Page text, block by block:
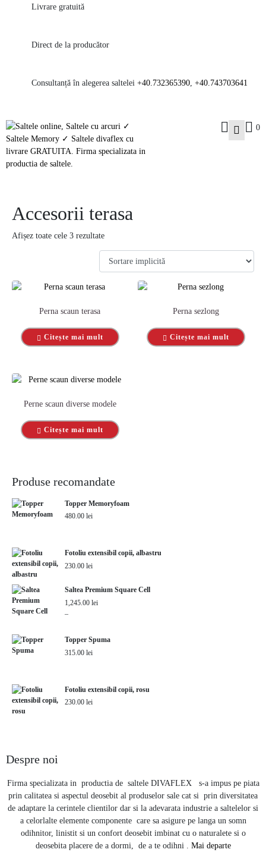
Livrare gratuită
Direct de la producător
Consultanță în alegerea saltelei +40.732365390, +40.743703641
0
Accesorii terasa
Afișez toate cele 3 rezultate
Perna scaun terasa
Citește mai mult
Perna sezlong
Citește mai mult
Perne scaun diverse modele
Citește mai mult
Produse recomandate
Topper Memoryfoam
480.00 lei
Fotoliu extensibil copii, albastru
230.00 lei
Saltea Premium Square Cell
1,245.00 lei
–
Topper Spuma
315.00 lei
Fotoliu extensibil copii, rosu
230.00 lei
Despre noi
Firma specializata in productia de saltele DIVAFLEX s-a impus pe piata
prin calitatea si aspectul deosebit al produselor sale cat si prin diversitatea
de adaptare la cerintele clientilor dar si la adevarata industrie a saltelelor si
a celorlalte elemente componente care sa asigure pe langa un somn
odihnitor, linistit si un confort deosebit imbinat cu o naturalete si o
deosebita placere de a dormi, de a te odihni . Mai departe